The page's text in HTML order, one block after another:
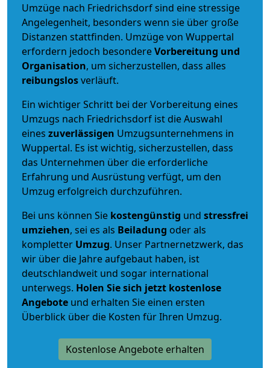
Umzüge nach Friedrichsdorf sind eine stressige
Angelegenheit, besonders wenn sie über große
Distanzen stattfinden. Umzüge von Wuppertal
erfordern jedoch besondereVorbereitung und
Organisation, um sicherzustellen, dass alles
reibungslosverläuft.
Ein wichtiger Schritt bei der Vorbereitung eines
Umzugs nach Friedrichsdorf ist die Auswahl
eines zuverlässigen Umzugsunternehmens in
Wuppertal. Es ist wichtig, sicherzustellen, dass
das Unternehmen über die erforderliche
Erfahrung und Ausrüstung verfügt, um den
Umzug erfolgreich durchzuführen.
Bei uns können Sie kostengünstig und stressfrei
umziehen, sei es als Beiladung oder als
kompletter Umzug. Unser Partnernetzwerk, das
wir über die Jahre aufgebaut haben, ist
deutschlandweit und sogar international
unterwegs. Holen Sie sich jetzt kostenlose
Angebote und erhalten Sie einen ersten
Überblick über die Kosten für Ihren Umzug.
Kostenlose Angebote erhalten